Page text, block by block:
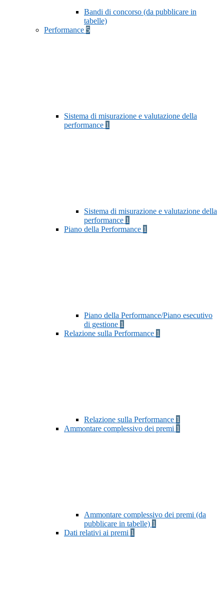
Bandi di concorso (da pubblicare in
tabelle)
Performance 5
Sistema di misurazione e valutazione della
performance 1
Sistema di misurazione e valutazione della
performance 1
Piano della Performance 1
Piano della Performance/Piano esecutivo
di gestione 1
Relazione sulla Performance 1
Relazione sulla Performance 1
Ammontare complessivo dei premi 1
Ammontare complessivo dei premi (da
pubblicare in tabelle) 1
Dati relativi ai premi 1